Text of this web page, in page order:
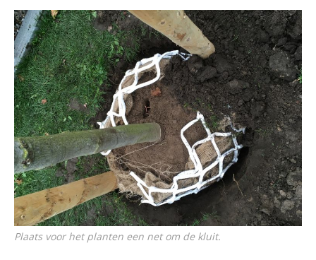
Plaats voor het planten een net om de kluit.